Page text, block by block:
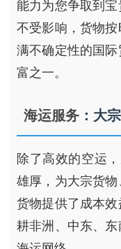
能力为您争取到
不受影响，货物
满不确定性的国
富之一。
海运服务 ：大
除了高效的空运
雄厚，为大宗货
货物提供了成本
耕非洲、中东、